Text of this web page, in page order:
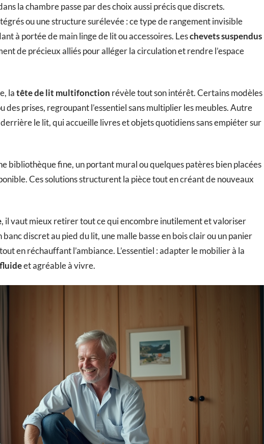
la chambre passe par des choix aussi précis que discrets.
ou une structure surélevée : ce type de rangement invisible
à portée de main linge de lit ou accessoires. Leschevets suspendus
de précieux alliés pour alléger la circulation et rendre l’espace
latête de lit multifonction révèle tout son intérêt. Certains modèles
des prises, regroupant l’essentiel sans multiplier les meubles. Autre
le lit, qui accueille livres et objets quotidiens sans empiéter sur
bibliothèque fine, un portant mural ou quelques patères bien placées
Ces solutions structurent la pièce tout en créant de nouveaux
, il vaut mieux retirer tout ce qui encombre inutilement et valoriser
discret au pied du lit, une malle basse en bois clair ou un panier
en réchauffant l’ambiance. L’essentiel : adapter le mobilier à la
et agréable à vivre.